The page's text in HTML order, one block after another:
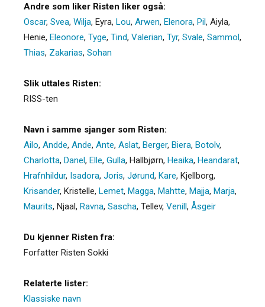
Andre som liker Risten liker også:
Oscar, Svea, Wilja, Eyra, Lou, Arwen, Elenora, Pil, Aiyla,
Henie, Eleonore, Tyge, Tind, Valerian, Tyr, Svale, Sammol,
Thias, Zakarias, Sohan
Slik uttales Risten:
RISS-ten
Navn i samme sjanger som Risten:
Ailo, Andde, Ande, Ante, Aslat, Berger, Biera, Botolv,
Charlotta, Danel, Elle, Gulla, Hallbjørn, Heaika, Heandarat,
Hrafnhildur, Isadora, Joris, Jørund, Kare, Kjellborg,
Krisander, Kristelle, Lemet, Magga, Mahtte, Majja, Marja,
Maurits, Njaal, Ravna, Sascha, Tellev, Venill, Åsgeir
Du kjenner Risten fra:
Forfatter Risten Sokki
Relaterte lister:
Klassiske navn